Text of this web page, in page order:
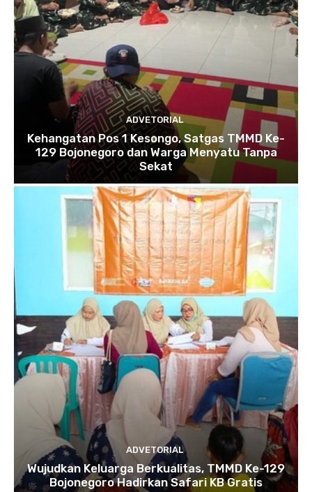
ADVETORIAL
Kehangatan Pos 1 Kesongo, Satgas TMMD Ke-
129 Bojonegoro dan Warga Menyatu Tanpa
Sekat
ADVETORIAL
Wujudkan Keluarga Berkualitas, TMMD Ke-129
Bojonegoro Hadirkan Safari KB Gratis